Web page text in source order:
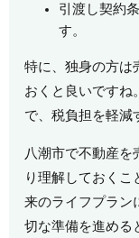
引渡し契約
す。
特に、独身の方は
おくと良いですね
で、税負担を軽減
八潮市で不動産を
り理解しておく
来のライフプラン
切な準備を進める